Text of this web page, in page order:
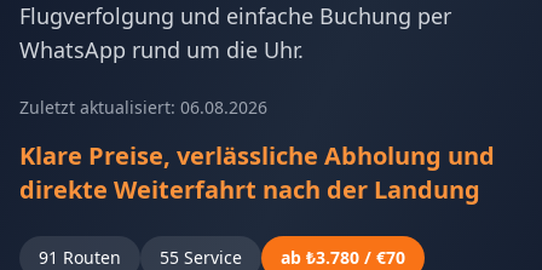
Flugverfolgung und einfache Buchung per
WhatsApp rund um die Uhr.
Zuletzt aktualisiert: 06.08.2026
Klare Preise, verlässliche Abholung und
direkte Weiterfahrt nach der Landung
91 Routen 55 Service ab ₺3.780 / €70